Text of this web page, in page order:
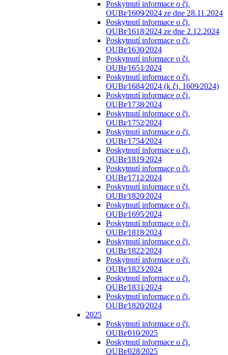
Poskytnutí informace o čj.
OUBr⁄1609⁄2024 ze dne 28.11.2024
Poskytnutí informace o čj.
OUBr⁄1618⁄2024 ze dne 2.12.2024
Poskytnutí informace o čj.
OUBr⁄1630⁄2024
Poskytnutí informace o čj.
OUBr⁄1651⁄2024
Poskytnutí informace o čj.
OUBr⁄1684⁄2024 (k čj. 1609⁄2024)
Poskytnutí informace o čj.
OUBr⁄1738⁄2024
Poskytnutí informace o čj.
OUBr⁄1752⁄2024
Poskytnutí informace o čj.
OUBr⁄1754⁄2024
Poskytnutí informace o čj.
OUBr⁄1819⁄2024
Poskytnutí informace o čj.
OUBr⁄1712⁄2024
Poskytnutí informace o čj.
OUBr⁄1820⁄2024
Poskytnutí informace o čj.
OUBr⁄1695⁄2024
Poskytnutí informace o čj.
OUBr⁄1818⁄2024
Poskytnutí informace o čj.
OUBr⁄1822⁄2024
Poskytnutí informace o čj.
OUBr⁄1823⁄2024
Poskytnutí informace o čj.
OUBr⁄1831⁄2024
Poskytnutí informace o čj.
OUBr⁄1820⁄2024
2025
Poskytnutí informace o čj.
OUBr⁄010⁄2025
Poskytnutí informace o čj.
OUBr⁄028⁄2025